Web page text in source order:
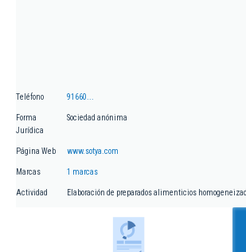
Teléfono 91660...
Forma
Jurídica
Sociedad anónima
Página Web www.sotya.com
Marcas 1 marcas
Actividad Elaboración de preparados alimenticios